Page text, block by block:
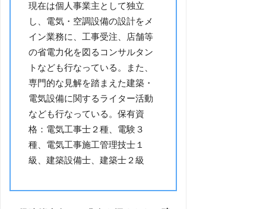
現在は個人事業主として独立
し、電気・空調設備の設計をメ
イン業務に、工事受注、店舗等
の省電力化を図るコンサルタン
トなども行なっている。また、
専門的な見解を踏まえた建築・
電気設備に関するライター活動
なども行なっている。保有資
格：電気工事士２種、電験３
種、電気工事施工管理技士１
級、建築設備士、建築士２級